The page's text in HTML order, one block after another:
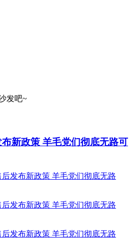
发吧~
新政策 羊毛党们彻底无路可